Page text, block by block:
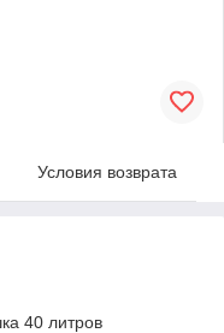
Условия возврата
40 литров